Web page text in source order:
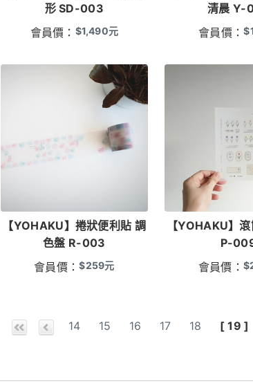
形 SD-003
會員價： $1,490元
清晨 Y-
會員價：$
【YOHAKU】捲狀便利貼 調
色盤 R-003
會員價：$259元
【YOHAKU】
P-
會員價： $
14 15 16 17 18 [ 19 ]